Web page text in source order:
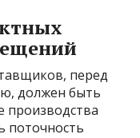
перед
должен быть
производства
поточность